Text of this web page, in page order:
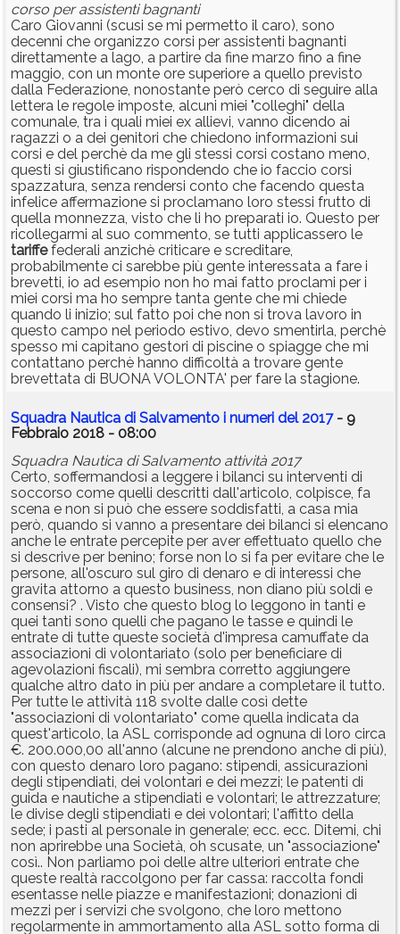
corso per assistenti bagnanti
Caro Giovanni (scusi se mi permetto il caro), sono
decenni che organizzo corsi per assistenti bagnanti
direttamente a lago, a partire da fine marzo fino a fine
maggio, con un monte ore superiore a quello previsto
dalla Federazione, nonostante però cerco di seguire alla
lettera le regole imposte, alcuni miei "colleghi" della
comunale, tra i quali miei ex allievi, vanno dicendo ai
ragazzi o a dei genitori che chiedono informazioni sui
corsi e del perchè da me gli stessi corsi costano meno,
questi si giustificano rispondendo che io faccio corsi
spazzatura, senza rendersi conto che facendo questa
infelice affermazione si proclamano loro stessi frutto di
quella monnezza, visto che li ho preparati io. Questo per
ricollegarmi al suo commento, se tutti applicassero le
tariffefederali anzichè criticare e screditare,
probabilmente ci sarebbe più gente interessata a fare i
brevetti, io ad esempio non ho mai fatto proclami per i
miei corsi ma ho sempre tanta gente che mi chiede
quando li inizio; sul fatto poi che non si trova lavoro in
questo campo nel periodo estivo, devo smentirla, perchè
spesso mi capitano gestori di piscine o spiagge che mi
contattano perchè hanno difficoltà a trovare gente
brevettata di BUONA VOLONTA' per fare la stagione.
Squadra Nautica di Salvamento i numeri del 2017- 9
Febbraio 2018 - 08:00
Squadra Nautica di Salvamento attività 2017
Certo, soffermandosi a leggere i bilanci su interventi di
soccorso come quelli descritti dall'articolo, colpisce, fa
scena e non si può che essere soddisfatti, a casa mia
però, quando si vanno a presentare dei bilanci si elencano
anche le entrate percepite per aver effettuato quello che
si descrive per benino; forse non lo si fa per evitare che le
persone, all'oscuro sul giro di denaro e di interessi che
gravita attorno a questo business, non diano più soldi e
consensi? . Visto che questo blog lo leggono in tanti e
quei tanti sono quelli che pagano le tasse e quindi le
entrate di tutte queste società d'impresa camuffate da
associazioni di volontariato (solo per beneficiare di
agevolazioni fiscali), mi sembra corretto aggiungere
qualche altro dato in più per andare a completare il tutto.
Per tutte le attività 118 svolte dalle così dette
"associazioni di volontariato" come quella indicata da
quest'articolo, la ASL corrisponde ad ognuna di loro circa
€. 200.000,00 all'anno (alcune ne prendono anche di più),
con questo denaro loro pagano: stipendi, assicurazioni
degli stipendiati, dei volontari e dei mezzi; le patenti di
guida e nautiche a stipendiati e volontari; le attrezzature;
le divise degli stipendiati e dei volontari; l'affitto della
sede; i pasti al personale in generale; ecc. ecc. Ditemi, chi
non aprirebbe una Società, oh scusate, un "associazione"
così.. Non parliamo poi delle altre ulteriori entrate che
queste realtà raccolgono per far cassa: raccolta fondi
esentasse nelle piazze e manifestazioni; donazioni di
mezzi per i servizi che svolgono, che loro mettono
regolarmente in ammortamento alla ASL sotto forma di